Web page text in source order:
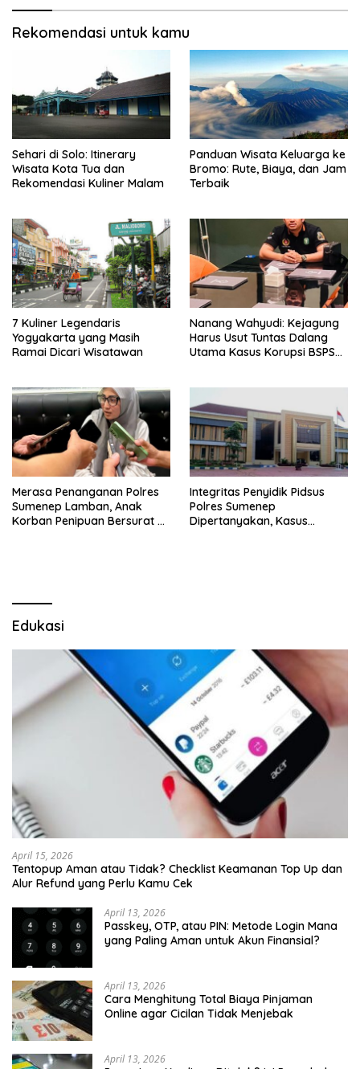
Rekomendasi untuk kamu
Sehari di Solo: Itinerary
Wisata Kota Tua dan
Rekomendasi Kuliner Malam
Panduan Wisata Keluarga ke
Bromo: Rute, Biaya, dan Jam
Terbaik
7 Kuliner Legendaris
Yogyakarta yang Masih
Ramai Dicari Wisatawan
Nanang Wahyudi: Kejagung
Harus Usut Tuntas Dalang
Utama Kasus Korupsi BSPS
Merasa Penanganan Polres
Sumenep Lamban, Anak
Korban Penipuan Bersurat ke
Integritas Penyidik Pidsus
Polres Sumenep
Dipertanyakan, Kasus
Edukasi
April 15, 2026
Tentopup Aman atau Tidak? Checklist Keamanan Top Up dan
Alur Refund yang Perlu Kamu Cek
April 13, 2026
Passkey, OTP, atau PIN: Metode Login Mana
yang Paling Aman untuk Akun Finansial?
April 13, 2026
Cara Menghitung Total Biaya Pinjaman
Online agar Cicilan Tidak Menjebak
April 13, 2026